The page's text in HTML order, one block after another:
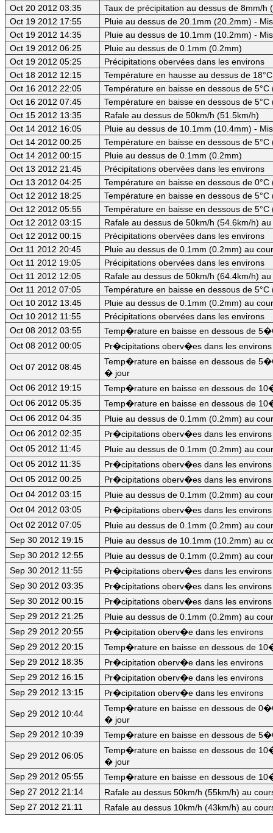
Oct 20 2012 03:35
Taux de précipitation au dessus de 8mm/h
Oct 19 2012 17:55
Pluie au dessus de 20.1mm (20.2mm) -
Oct 19 2012 14:35
Pluie au dessus de 10.1mm (10.2mm) -
Oct 19 2012 06:25
Pluie au dessus de 0.1mm (0.2mm)
Oct 19 2012 05:25
Précipitations obervées dans les environs
Oct 18 2012 12:15
Température en hausse au dessus de
Oct 16 2012 22:05
Température en baisse en dessous de 5°C
Oct 16 2012 07:45
Température en baisse en dessous de 5°C
Oct 15 2012 13:35
Rafale au dessus de 50km/h (51.5km/h)
Oct 14 2012 16:05
Pluie au dessus de 10.1mm (10.4mm) -
Oct 14 2012 00:25
Température en baisse en dessous de 5°C
Oct 14 2012 00:15
Pluie au dessus de 0.1mm (0.2mm)
Oct 13 2012 21:45
Précipitations obervées dans les environs
Oct 13 2012 04:25
Température en baisse en dessous de
Oct 12 2012 18:25
Température en baisse en dessous de
Oct 12 2012 05:55
Température en baisse en dessous de
Oct 12 2012 03:15
Rafale au dessus de 50km/h (54.6km/h)
Oct 12 2012 00:15
Précipitations obervées dans les environs
Oct 11 2012 20:45
Pluie au dessus de 0.1mm (0.2mm) au
Oct 11 2012 19:05
Précipitations obervées dans les environs
Oct 11 2012 12:05
Rafale au dessus de 50km/h (64.4km/h)
Oct 11 2012 07:05
Température en baisse en dessous de
Oct 10 2012 13:45
Pluie au dessus de 0.1mm (0.2mm) au
Oct 10 2012 11:55
Précipitations obervées dans les environs
Oct 08 2012 03:55
Temp�rature en baisse en dessous de
Oct 08 2012 00:05
Pr�cipitations oberv�es dans les environs
Oct 07 2012 08:45
Temp�rature en baisse en dessous de
� jour
Oct 06 2012 19:15
Temp�rature en baisse en dessous de
Oct 06 2012 05:35
Temp�rature en baisse en dessous de
Oct 06 2012 04:35
Pluie au dessus de 0.1mm (0.2mm) au
Oct 06 2012 02:35
Pr�cipitations oberv�es dans les environs
Oct 05 2012 11:45
Pluie au dessus de 0.1mm (0.2mm) au
Oct 05 2012 11:35
Pr�cipitations oberv�es dans les environs
Oct 05 2012 00:25
Pr�cipitations oberv�es dans les environs
Oct 04 2012 03:15
Pluie au dessus de 0.1mm (0.2mm) au
Oct 04 2012 03:05
Pr�cipitations oberv�es dans les environs
Oct 02 2012 07:05
Pluie au dessus de 0.1mm (0.2mm) au
Sep 30 2012 19:15
Pluie au dessus de 10.1mm (10.2mm)
Sep 30 2012 12:55
Pluie au dessus de 0.1mm (0.2mm) au
Sep 30 2012 11:55
Pr�cipitations oberv�es dans les environs
Sep 30 2012 03:35
Pr�cipitations oberv�es dans les environs
Sep 30 2012 00:15
Pr�cipitations oberv�es dans les environs
Sep 29 2012 21:25
Pluie au dessus de 0.1mm (0.2mm) au
Sep 29 2012 20:55
Pr�cipitation oberv�e dans les environs
Sep 29 2012 20:15
Temp�rature en baisse en dessous de
Sep 29 2012 18:35
Pr�cipitation oberv�e dans les environs
Sep 29 2012 16:15
Pr�cipitation oberv�e dans les environs
Sep 29 2012 13:15
Pr�cipitation oberv�e dans les environs
Sep 29 2012 10:44
Temp�rature en baisse en dessous de
� jour
Sep 29 2012 10:39
Temp�rature en baisse en dessous de
Sep 29 2012 06:05
Temp�rature en baisse en dessous de
� jour
Sep 29 2012 05:55
Temp�rature en baisse en dessous de
Sep 27 2012 21:14
Rafale au dessus 50km/h (55km/h) au
Sep 27 2012 21:11
Rafale au dessus 10km/h (43km/h) au